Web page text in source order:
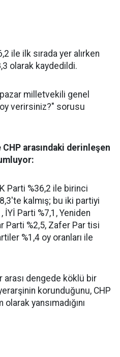
ile ilk sırada yer alırken
olarak kaydedildi.
milletvekili genel
verirsiniz?" sorusu
arasındaki derinleşen
Parti %36,2 ile birinci
kalmış; bu iki partiyi
İYİ Parti %7,1, Yeniden
Parti %2,5, Zafer Par tisi
%1,4 oy oranları ile
arası dengede köklü bir
korunduğunu, CHP
yansımadığını